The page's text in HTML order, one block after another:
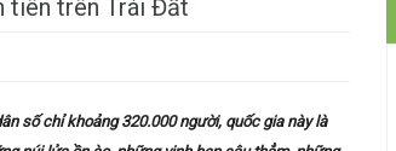
tiên trên Trái Đất
số chỉ khoảng 320.000 người, quốc gia này là